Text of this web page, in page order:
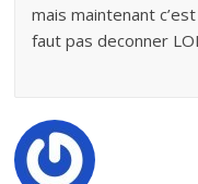
mais maintenant
faut pas deconner